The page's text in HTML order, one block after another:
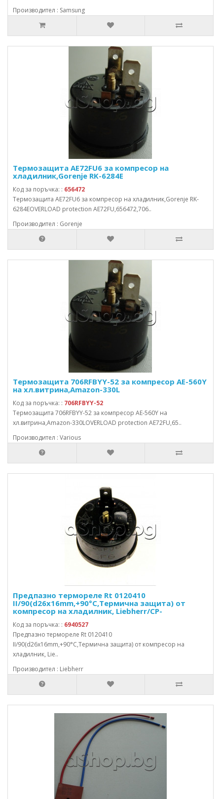
Производител : Samsung
Термозащита AE72FU6 за компресор на
хладилник,Gorenje RK-6284E
Код за поръчка: : 656472
Термозащита AE72FU6 за компресор на хладилник,Gorenje RK-
6284EOVERLOAD protection AE72FU,656472,706..
Производител : Gorenje
Термозащита 706RFBYY-52 за компресор AE-560Y
на хл.витрина,Amazon-330L
Код за поръчка: : 706RFBYY-52
Термозащита 706RFBYY-52 за компресор AE-560Y на
хл.витрина,Amazon-330LOVERLOAD protection AE72FU,65..
Производител : Various
Предпазно термореле Rt 0120410
II/90(d26x16mm,+90°C,Термична защита) от
компресор на хладилник, Liebherr/CP-
Код за поръчка: : 6940527
Предпазно термореле Rt 0120410
II/90(d26x16mm,+90°C,Термична защита) от компресор на
хладилник, Lie..
Производител : Liebherr